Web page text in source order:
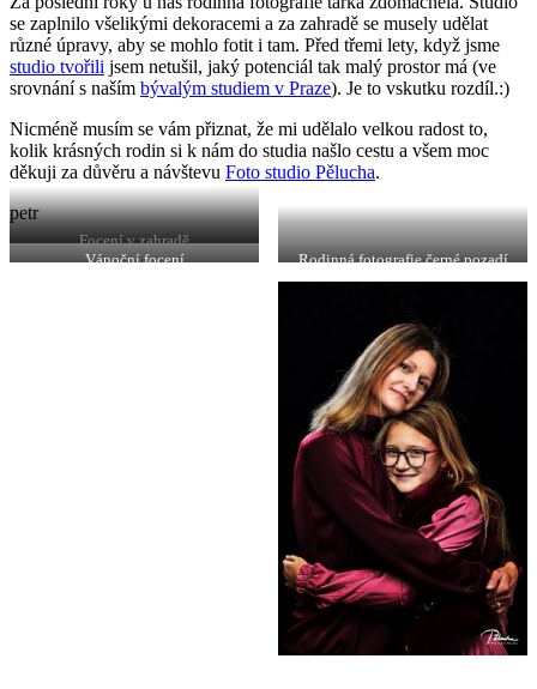
se zaplnilo všelikými dekoracemi a za zahradě se musely udělat
různé úpravy, aby se mohlo fotit i tam. Před třemi lety, když jsme
studio tvořili jsem netušil, jaký potenciál tak malý prostor má (ve
srovnání s naším bývalým studiem v Praze). Je to vskutku rozdíl.:)
Nicméně musím se vám přiznat, že mi udělalo velkou radost to,
kolik krásných rodin si k nám do studia našlo cestu a všem moc
děkuji za důvěru a návštevu Foto studio Pělucha.
petr
Focení v zahradě
Vánoční focení
Rodinná fotografie černé pozadí